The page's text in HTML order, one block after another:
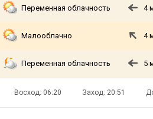
Переменная облачность 4
Малооблачно 4
Переменная облачность 5
Восход: 06:20 Заход: 20:51